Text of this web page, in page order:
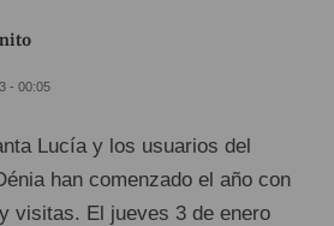
- 00:05
Lucía y los usuarios del
han comenzado el año con
visitas. El jueves 3 de enero